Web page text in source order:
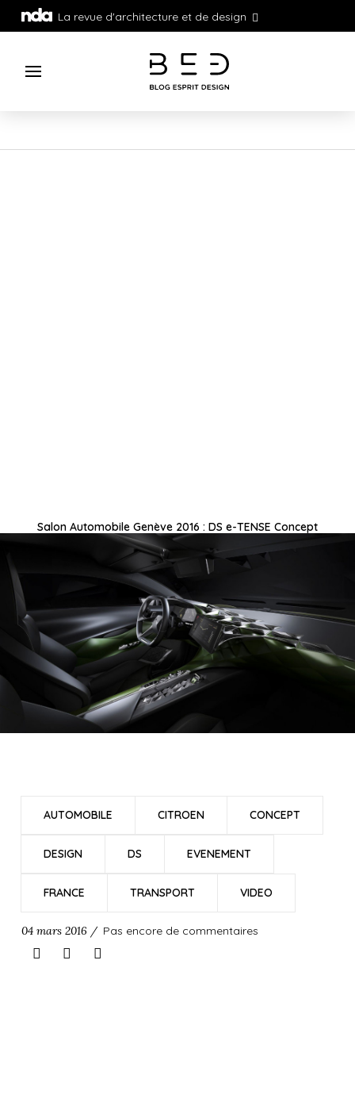
La revue d'architecture et de design
Salon Automobile Genève 2016 : DS e-TENSE Concept
AUTOMOBILE CITROEN CONCEPT
DESIGN DS EVENEMENT
FRANCE TRANSPORT VIDEO
04 mars 2016 / Pas encore de commentaires